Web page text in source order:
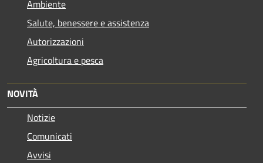
Ambiente
Salute, benessere e assistenza
Autorizzazioni
Agricoltura e pesca
NOVITÀ
Notizie
Comunicati
Avvisi